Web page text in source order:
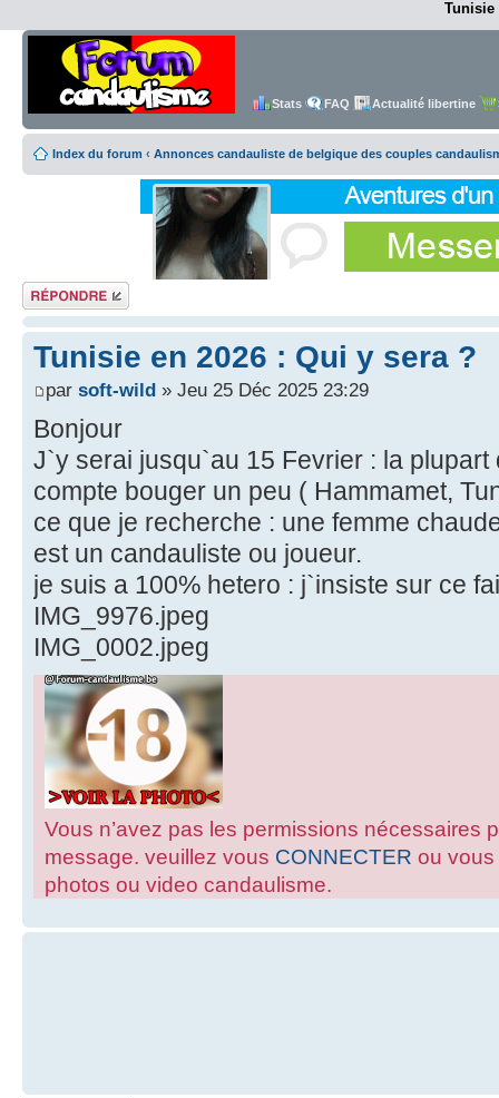
Tunisie
Stats FAQ Actualité libertine
Index du forum ‹ Annonces candauliste de belgique des couples
Répondre
Tunisie en 2026 : Qui y sera ?
par soft-wild » Jeu 25 Déc 2025 23:29
Bonjour
J`y serai jusqu`au 15 Fevrier : la
compte bouger un peu ( Hammamet,
ce que je recherche : une femme
est un candauliste ou joueur.
je suis a 100% hetero : j`insiste sur ce
IMG_9976.jpeg
IMG_0002.jpeg
Vous n’avez pas les permissions nécessaires
message. veuillez vous CONNECTER ou vous
photos ou video candaulisme.